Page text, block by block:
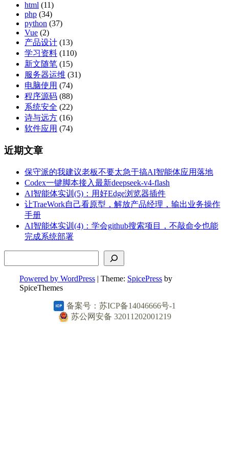
html (11)
php (34)
python (37)
Vue (2)
产品设计 (13)
学习资料 (110)
新文随笔 (15)
服务器运维 (31)
电脑使用 (74)
程序源码 (88)
系统安全 (22)
诗与远方 (16)
软件应用 (74)
近期文章
保守派的我建议老板不要太急于搞AI智能体应用落地
Codex一键脚本接入最新deepseek-v4-flash
AI智能体实训(5)：用好Edge浏览器插件
让TraeWork自己看原型，解放产品经理，输出业务操作
手册
AI智能体实训(4)：学会github搜索项目，不敲命令也能
完成系统部署
Powered by WordPress | Theme: SpicePress by
SpiceThemes
备案号：苏ICP备14046666号-1
苏公网安备 32011202001219